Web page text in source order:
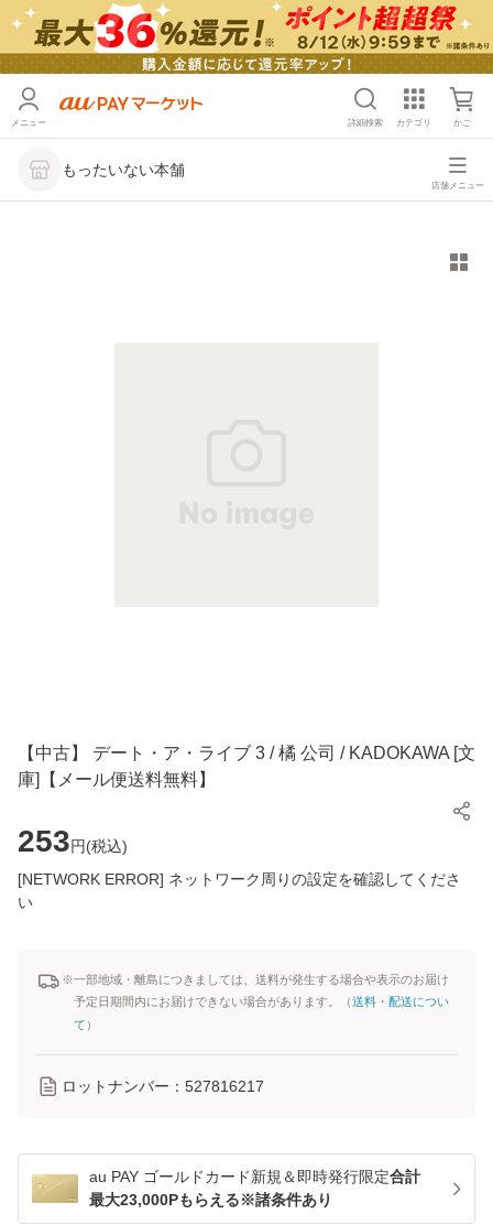
メニュー 詳細検索 カテゴリ かご
もったいない本舗
店舗メニュー
【中古】 デート・ア・ライブ 3 / 橘 公司 / KADOKAWA [文
庫]【メール便送料無料】
253円(税込)
[NETWORK ERROR] ネットワーク周りの設定を確認してくださ
い
※一部地域・離島につきましては、送料が発生する場合や表示のお届け
予定日期間内にお届けできない場合があります。（送料・配送につい
て ）
ロットナンバー： 527816217
au PAY ゴールドカード新規＆即時発行限定合計
最大23,000Pもらえる※諸条件あり